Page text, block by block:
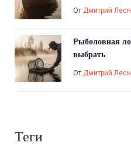
От Дмитрий
Рыболовная
выбрать
От Дмитрий
Теги